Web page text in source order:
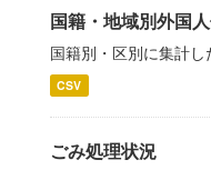
国籍・地域別外国
国籍別・区別に集計し
CSV
ごみ処理状況